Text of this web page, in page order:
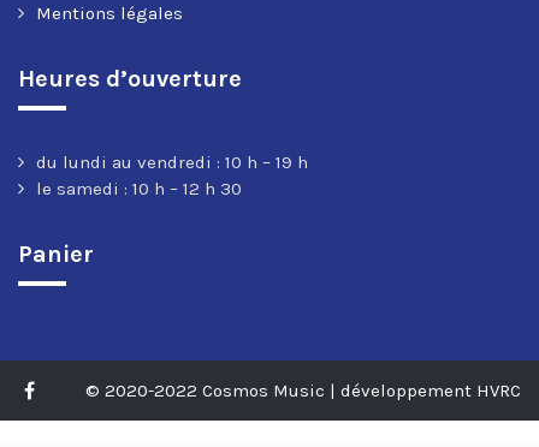
Mentions légales
Heures d’ouverture
du lundi au vendredi : 10 h – 19 h
le samedi : 10 h – 12 h 30
Panier
© 2020-2022 Cosmos Music | développement HVRC